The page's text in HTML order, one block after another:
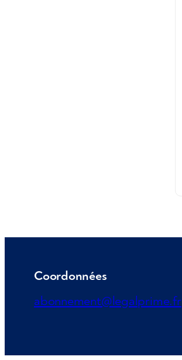
Coordonnées
abonnement@legalprime.fr